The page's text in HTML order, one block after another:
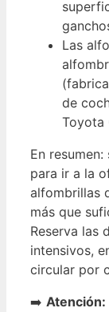
Las
de
Toyota
En
para ir a la
alfombrillas
más que
Reserva las
intensivos,
circular por
➡️ Atención: